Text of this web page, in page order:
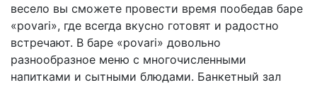
весело вы сможете провести время пообедав баре
«povari», где всегда вкусно готовят и радостно
встречают. В баре «povari» довольно
разнообразное меню с многочисленными
напитками и сытными блюдами. Банкетный зал